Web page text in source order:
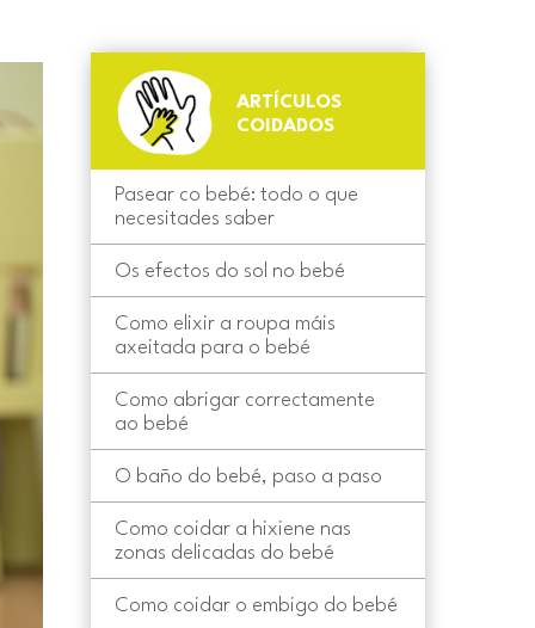
ARTÍCULOS
COIDADOS
Pasear co bebé: todo o que
necesitades saber
Os efectos do sol no bebé
Como elixir a roupa máis
axeitada para o bebé
Como abrigar correctamente
ao bebé
O baño do bebé, paso a paso
Como coidar a hixiene nas
zonas delicadas do bebé
Como coidar o embigo do bebé